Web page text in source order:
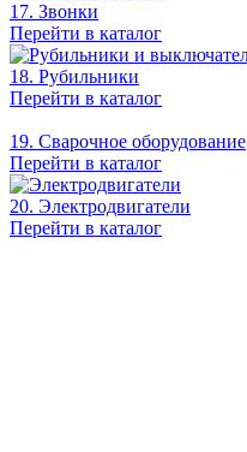
17. Звонки
Перейти в каталог
18. Рубильники
Перейти в каталог
19. Сварочное оборудование
Перейти в каталог
20. Электродвигатели
Перейти в каталог